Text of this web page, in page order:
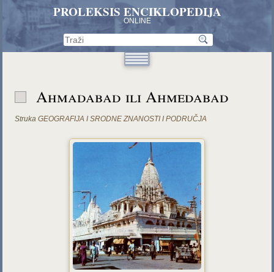
PROLEKSIS ENCIKLOPEDIJA
ONLINE
Ahmadabad ili Ahmedabad
Struka GEOGRAFIJA I SRODNE ZNANOSTI I PODRUČJA